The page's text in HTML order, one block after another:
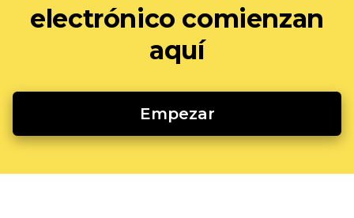
electrónico comienzan
aquí
Empezar